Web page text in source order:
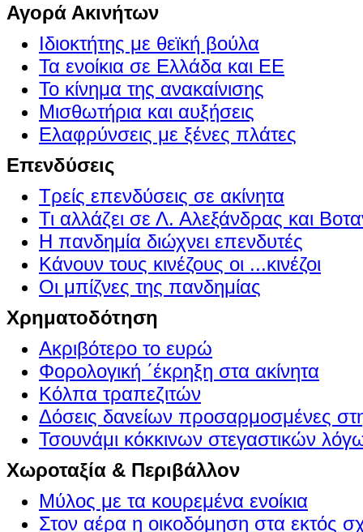
Αγορά Ακινήτων
Ιδιοκτήτης με θεϊκή βούλα
Τα ενοίκια σε Ελλάδα και ΕΕ
Το κίνημα της ανακαίνισης
Μισθωτήρια και αυξήσεις
Ελαφρύνσεις με ξένες πλάτες
Επενδύσεις
Τρείς επενδύσεις σε ακίνητα
Τι αλλάζει σε Λ. Αλεξάνδρας και
Η πανδημία διώχνει επενδυτές
Κάνουν τους κινέζους οι ...κινέζοι
Οι μπίζνες της πανδημίας
Χρηματοδότηση
Ακριβότερο το ευρώ
Φορολογική ΄έκρηξη στα ακίνητα
Κόλπα τραπεζιτών
Δόσεις δανείων προσαρμοσμένες
Τσουνάμι κόκκινων στεγαστικών
Χωροταξία & Περιβάλλον
Μύλος με τα κουρεμένα ενοίκια
Στον αέρα η οικοδόμηση στα εκτός